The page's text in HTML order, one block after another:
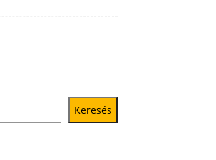
Keresés